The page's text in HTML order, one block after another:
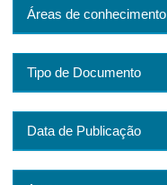
Áreas de conhecimento
Tipo de Documento
Data de Publicação